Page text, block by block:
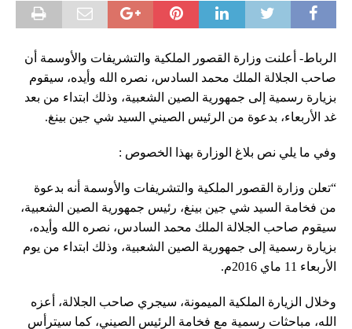
الرباط- أعلنت وزارة القصور الملكية والتشريفات والأوسمة أن
صاحب الجلالة الملك محمد السادس، نصره الله وأيده، سيقوم
بزيارة رسمية إلى جمهورية الصين الشعبية، وذلك ابتداء من بعد
غد الأربعاء، بدعوة من الرئيس الصيني السيد شي جين بينغ.
وفي ما يلي نص بلاغ الوزارة بهذا الخصوص :
“تعلن وزارة القصور الملكية والتشريفات والأوسمة أنه بدعوة
من فخامة السيد شي جين بينغ، رئيس جمهورية الصين الشعبية،
سيقوم صاحب الجلالة الملك محمد السادس، نصره الله وأيده،
بزيارة رسمية إلى جمهورية الصين الشعبية، وذلك ابتداء من يوم
الأربعاء 11 ماي 2016م.
وخلال الزيارة الملكية الميمونة، سيجري صاحب الجلالة، أعزه
الله، مباحثات رسمية مع فخامة الرئيس الصيني، كما سيترأس